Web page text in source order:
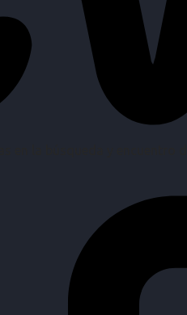
en la búsqueda y encuentro